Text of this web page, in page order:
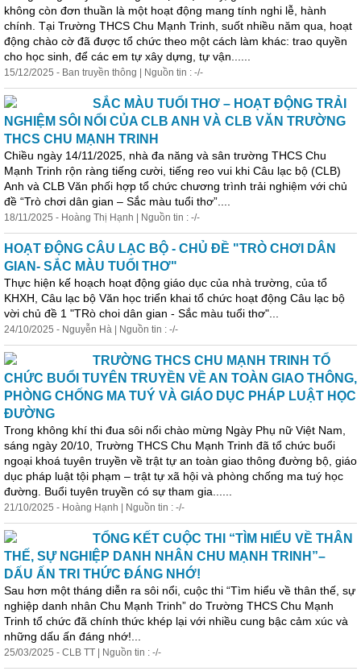
không còn đơn thuần là một hoạt động mang tính nghi lễ, hành
chính. Tại Trường THCS Chu Mạnh Trinh, suốt nhiều năm qua, hoạt
động chào cờ đã được tổ chức theo một cách làm khác: trao quyền
cho học sinh, để các em tự xây dựng, tự vận......
15/12/2025 - Ban truyền thông | Nguồn tin : -/-
SẮC MÀU TUỔI THƠ – HOẠT ĐỘNG TRẢI
NGHIỆM SÔI NỔI CỦA CLB ANH VÀ CLB VĂN TRƯỜNG
THCS CHU MẠNH TRINH
Chiều ngày 14/11/2025, nhà đa năng và sân trường THCS Chu
Mạnh Trinh rộn ràng tiếng cười, tiếng reo vui khi Câu lạc bộ (CLB)
Anh và CLB Văn phối hợp tổ chức chương trình trải nghiệm với chủ
đề “Trò chơi dân gian – Sắc màu tuổi thơ”....
18/11/2025 - Hoàng Thị Hạnh | Nguồn tin : -/-
HOẠT ĐỘNG CÂU LẠC BỘ - CHỦ ĐỀ "TRÒ CHƠI DÂN
GIAN- SẮC MÀU TUỔI THƠ"
Thực hiện kế hoạch hoạt động giáo dục của nhà trường, của tổ
KHXH, Câu lạc bộ Văn học triển khai tổ chức hoạt động Câu lạc bộ
vời chủ đề 1 "TRò choi dân gian - Sắc màu tuổi thơ"...
24/10/2025 - Nguyễn Hà | Nguồn tin : -/-
TRƯỜNG THCS CHU MẠNH TRINH TỔ
CHỨC BUỔI TUYÊN TRUYỀN VỀ AN TOÀN GIAO THÔNG,
PHÒNG CHỐNG MA TUÝ VÀ GIÁO DỤC PHÁP LUẬT HỌC
ĐƯỜNG
Trong không khí thi đua sôi nổi chào mừng Ngày Phụ nữ Việt Nam,
sáng ngày 20/10, Trường THCS Chu Mạnh Trinh đã tổ chức buổi
ngoại khoá tuyên truyền về trật tự an toàn giao thông đường bộ, giáo
dục pháp luật tội phạm – trật tự xã hội và phòng chống ma tuý học
đường. Buổi tuyên truyền có sự tham gia......
21/10/2025 - Hoàng Hạnh | Nguồn tin : -/-
TỔNG KẾT CUỘC THI “TÌM HIỂU VỀ THÂN
THẾ, SỰ NGHIỆP DANH NHÂN CHU MẠNH TRINH”–
DẤU ẤN TRI THỨC ĐÁNG NHỚ!
Sau hơn một tháng diễn ra sôi nổi, cuộc thi “Tìm hiểu về thân thế, sự
nghiệp danh nhân Chu Mạnh Trinh” do Trường THCS Chu Mạnh
Trinh tổ chức đã chính thức khép lại với nhiều cung bậc cảm xúc và
những dấu ấn đáng nhớ!...
25/03/2025 - CLB TT | Nguồn tin : -/-